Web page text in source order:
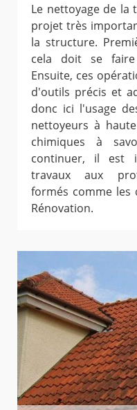
Le nettoyage de la
projet très
la structure.
cela doit se
Ensuite, ces
d'outils précis et
donc ici l'usage
nettoyeurs à
chimiques à
continuer, il est
travaux aux
formés comme les
Rénovation.